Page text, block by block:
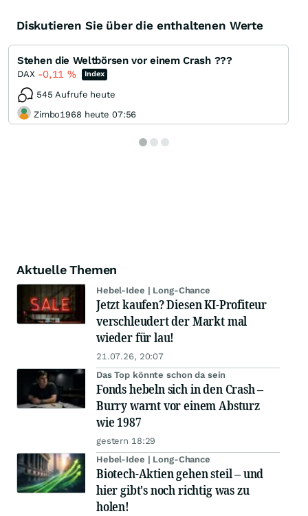
Diskutieren Sie über die enthaltenen Werte
Stehen die Weltbörsen vor einem Crash ???
DAX -0,11 % Index
545 Aufrufe heute
Zimbo1968 heute 07:56
Aktuelle Themen
Hebel-Idee | Long-Chance
Jetzt kaufen? Diesen KI-Profiteur
verschleudert der Markt mal
wieder für lau!
21.07.26, 20:07
Das Top könnte schon da sein
Fonds hebeln sich in den Crash –
Burry warnt vor einem Absturz
wie 1987
gestern 18:29
Hebel-Idee | Long-Chance
Biotech-Aktien gehen steil – und
hier gibt's noch richtig was zu
holen!